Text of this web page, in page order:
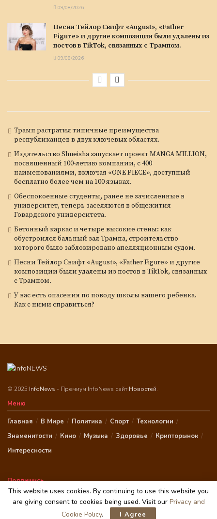
09/08/2026
Песни Тейлор Свифт «August», «Father
Figure» и другие композиции были удалены из
постов в TikTok, связанных с Трампом.
09/08/2026
Трамп растратил типичные преимущества
республиканцев в двух ключевых областях.
Издательство Shueisha запускает проект MANGA MILLION,
посвященный 100-летию компании, с 400
наименованиями, включая «ONE PIECE», доступный
бесплатно более чем на 100 языках.
Обеспокоенные студенты, ранее не зачисленные в
университет, теперь заселяются в общежития
Говардского университета.
Бетонный каркас и четыре высокие стены: как
обустроился бальный зал Трампа, строительство
которого было заблокировано апелляционным судом.
Песни Тейлор Свифт «August», «Father Figure» и другие
композиции были удалены из постов в TikTok, связанных
с Трампом.
У вас есть опасения по поводу школы вашего ребенка.
Как с ними справиться?
© 2025 InfoNews - Премиум InfoNews сайт Новостей.
Меню
Главная В Мире Политика Спорт
Технологии
Знаменитости
Кино Музыка Здоровье
Крипторынок
Интересности
Подпишись
This website uses cookies. By continuing to use this website you
are giving consent to cookies being used. Visit our Privacy and
Cookie Policy. I Agree